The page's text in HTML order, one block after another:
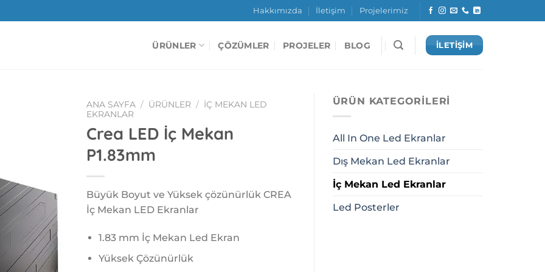
Hakkımızda İletişim Projelerimiz
ÜRÜNLER ÇÖZÜMLER PROJELER BLOG İLETİŞİM
ANA SAYFA / ÜRÜNLER / İÇ MEKAN LED
EKRANLAR
Crea LED İç Mekan
P1.83mm
Büyük Boyut ve Yüksek çözünürlük CREA
İç Mekan LED Ekranlar
1.83 mm İç Mekan Led Ekran
Yüksek Çözünürlük
ÜRÜN KATEGORILERI
All In One Led Ekranlar
Dış Mekan Led Ekranlar
İç Mekan Led Ekranlar
Led Posterler